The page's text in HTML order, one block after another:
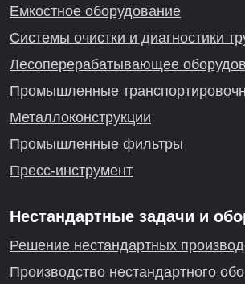
Емкостное оборудование
Системы очистки и диагностики
Лесоперерабатывающее
Промышленные
Металлоконструкции
Промышленные фильтры
Пресс-инструмент
Нестандартные задачи и
Решение нестандартных
Производство нестандартного